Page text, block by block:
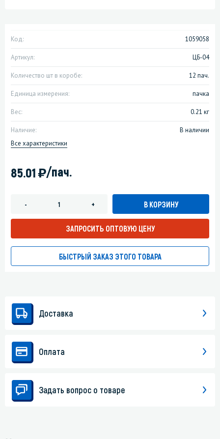
Код: 1059058
Артикул: ЦБ-04
Количество шт в коробе: 12 пач.
Единица измерения: пачка
Вес: 0.21 кг
Наличие:
В наличии
Все характеристики
85.01)/пач.
- + В КОРЗИНУ
ЗАПРОСИТЬ ОПТОВУЮ ЦЕНУ
БЫСТРЫЙ ЗАКАЗ ЭТОГО ТОВАРА
Доставка
Оплата
Задать вопрос о товаре